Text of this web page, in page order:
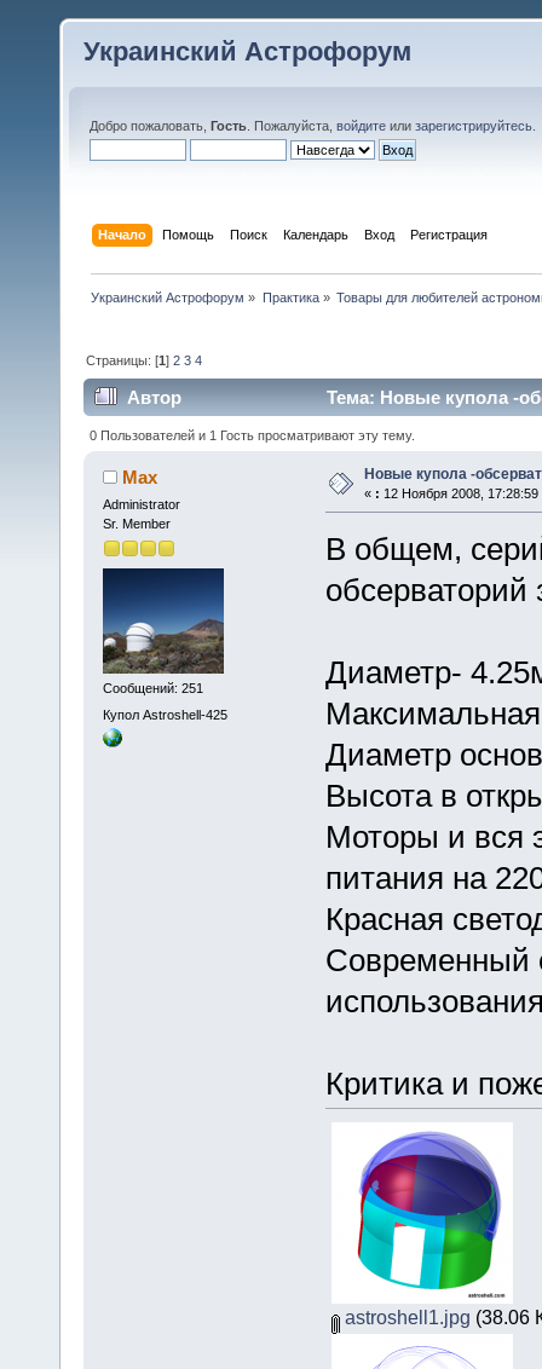
Украинский Астрофорум
Добро пожаловать, Гость . Пожалуйста, войдите или зарегистрируйтесь
Начало Помощь Поиск Календарь Вход Регистрация
Украинский Астрофорум » Практика» Товары для любителей
Страницы: [1]2 3 4
Автор Тема: Новые купола -
0 Пользователей и 1 Гость просматривают эту тему.
Max
Administrator
Sr. Member
Сообщений: 251
Купол Astroshell-425
Новые купола -
« : 12 Ноября 2008, 17:28:59
В общем,
обсерваторий
Диаметр-
Диаметр
Высота в
Моторы и вся
питания на
Красная
Современный
Критика и
astroshell1.jpg (38.06